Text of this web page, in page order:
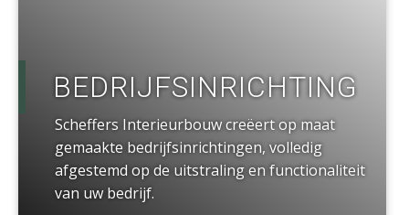
BEDRIJFSINRICHTING
Scheffers Interieurbouw creëert op maat
gemaakte bedrijfsinrichtingen, volledig
afgestemd op de uitstraling en functionaliteit
van uw bedrijf.